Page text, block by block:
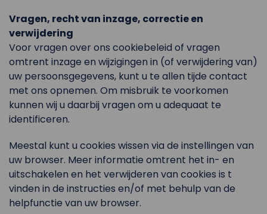
Vragen, recht van inzage, correctie en
verwijdering
Voor vragen over ons cookiebeleid of vragen
omtrent inzage en wijzigingen in (of verwijdering van)
uw persoonsgegevens, kunt u te allen tijde contact
met ons opnemen. Om misbruik te voorkomen
kunnen wij u daarbij vragen om u adequaat te
identificeren.
Meestal kunt u cookies wissen via de instellingen van
uw browser. Meer informatie omtrent het in- en
uitschakelen en het verwijderen van cookies is t
vinden in de instructies en/of met behulp van de
helpfunctie van uw browser.